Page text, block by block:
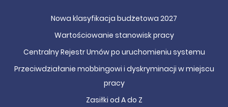
Nowa klasyfikacja budżetowa 2027
Wartościowanie stanowisk pracy
Centralny Rejestr Umów po uruchomieniu systemu
Przeciwdziałanie mobbingowi i dyskryminacji w miejscu
pracy
Zasiłki od A do Z